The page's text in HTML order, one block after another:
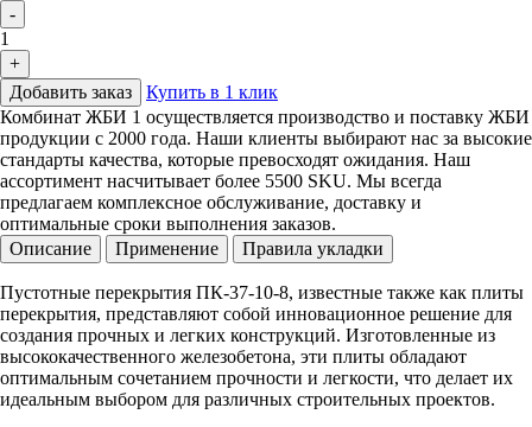
-
1
+
Добавить заказ
Купить в 1 клик
Комбинат ЖБИ 1 осуществляется производство и поставку ЖБИ
продукции с 2000 года. Наши клиенты выбирают нас за высокие
стандарты качества, которые превосходят ожидания. Наш
ассортимент насчитывает более 5500 SKU. Мы всегда
предлагаем комплексное обслуживание, доставку и
оптимальные сроки выполнения заказов.
Описание
Применение Правила укладки
Пустотные перекрытия ПК-37-10-8, известные также как плиты
перекрытия, представляют собой инновационное решение для
создания прочных и легких конструкций. Изготовленные из
высококачественного железобетона, эти плиты обладают
оптимальным сочетанием прочности и легкости, что делает их
идеальным выбором для различных строительных проектов.